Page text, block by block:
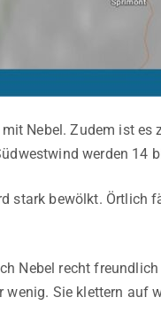
Nebel. Zudem ist
werden 14
stark bewölkt. Örtlich
Nebel recht
wenig. Sie klettern auf